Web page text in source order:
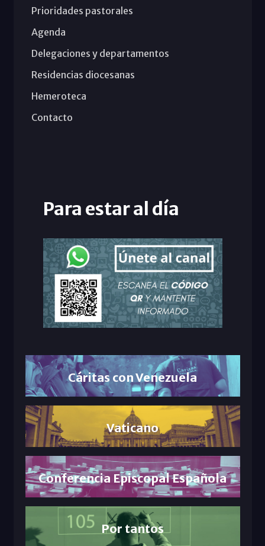
Prioridades pastorales
Agenda
Delegaciones y departamentos
Residencias diocesanas
Hemeroteca
Contacto
Para estar al día
Cáritas con Venezuela
Vaticano
Conferencia Episcopal Española
Por tantos